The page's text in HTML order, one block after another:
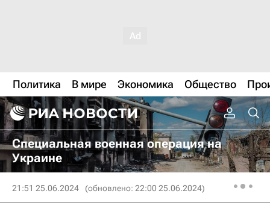
Политика В мире Экономика Общество
Специальная военная операция на
Украине
21:51 25.06.2024 (обновлено: 22:00 25.06.2024)